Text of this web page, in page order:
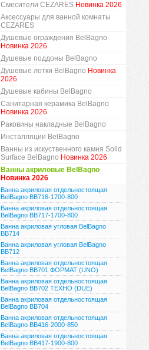
Смесители CEZARES Новинка 2026
Аксессуары для ванной комнаты
CEZARES
Душевые ограждения BelBagno
Новинка 2026
Душевые поддоны BelBagno
Душевые лотки BelBagno Новинка
2026
Душевые кабины BelBagno
Санитарная керамика BelBagno
Новинка 2026
Раковины накладные BelBagno
Инсталляции BelBagno
Ванны из искуственного камня Solid
Surface BelBagno Новинка 2026
Ванны акриловые BelBagno
Новинка 2026
Ванна акриловая отдельностоящая
BelBagno BB716-1700-800
Ванна акриловая отдельностоящая
BelBagno BB717-1700-800
Ванна акриловая угловая BelBagno
BB714
Ванна акриловая угловая BelBagno
BB712
Ванна акриловая отдельностоящая
BelBagno BB701 ФОРМАТ (UNO)
Ванна акриловая отдельностоящая
BelBagno BB702 ТЕХНО (DUE)
Ванна акриловая отдельностоящая
BelBagno BB704
Ванна акриловая отдельностоящая
BelBagno BB416-2000-850
Ванна акриловая отдельностоящая
BelBagno BB417-1900-800